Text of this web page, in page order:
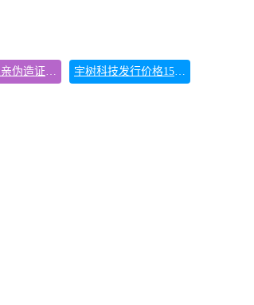
儿子举报父亲伪造证件为私生子落户 宇树科技发行价格150.80元/股